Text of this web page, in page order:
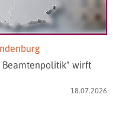
Beamtenpolitik“ wirft
18.07.2026